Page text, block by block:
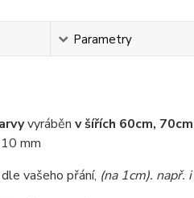
Parametry
vyráběn v šířích 60cm,
mm
vašeho přání, (na 1cm). např.